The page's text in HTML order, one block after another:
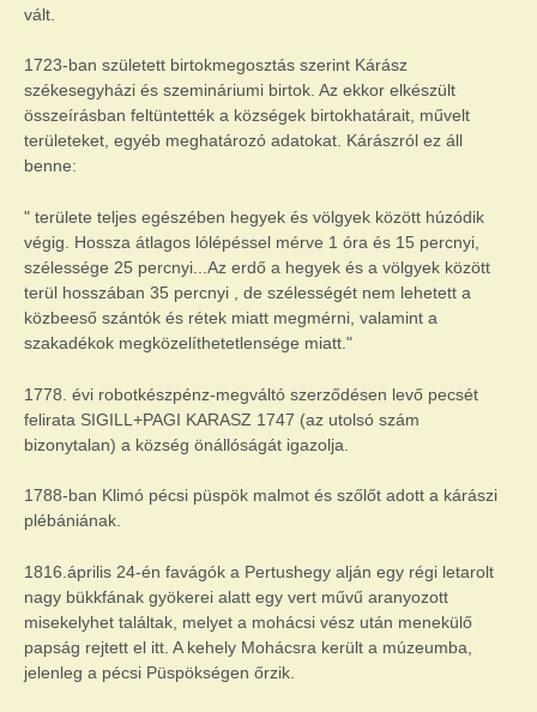
vált.
1723-ban született birtokmegosztás szerint Kárász
székesegyházi és szemináriumi birtok. Az ekkor elkészült
összeírásban feltüntették a községek birtokhatárait, művelt
területeket, egyéb meghatározó adatokat. Kárászról ez áll
benne:
" területe teljes egészében hegyek és völgyek között húzódik
végig. Hossza átlagos lólépéssel mérve 1 óra és 15 percnyi,
szélessége 25 percnyi...Az erdő a hegyek és a völgyek között
terül hosszában 35 percnyi , de szélességét nem lehetett a
közbeeső szántók és rétek miatt megmérni, valamint a
szakadékok megközelíthetetlensége miatt."
1778. évi robotkészpénz-megváltó szerződésen levő pecsét
felirata SIGILL+PAGI KARASZ 1747 (az utolsó szám
bizonytalan) a község önállóságát igazolja.
1788-ban Klimó pécsi püspök malmot és szőlőt adott a kárászi
plébániának.
1816.április 24-én favágók a Pertushegy alján egy régi letarolt
nagy bükkfának gyökerei alatt egy vert művű aranyozott
misekelyhet találtak, melyet a mohácsi vész után menekülő
papság rejtett el itt. A kehely Mohácsra került a múzeumba,
jelenleg a pécsi Püspökségen őrzik.